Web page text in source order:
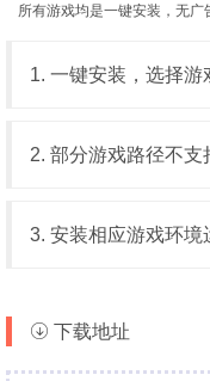
所有游戏均是一键安装，无广
1. 一键安装，选择
2. 部分游戏路径不
3. 安装相应游戏环境
下载地址